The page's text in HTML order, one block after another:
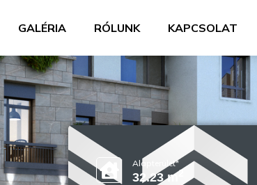
GALÉRIA RÓLUNK KAPCSOLAT
Alapterület*
32.23 m 2